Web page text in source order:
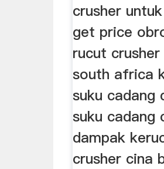
crusher
get price
rucut
south africa
suku cadang
suku cadang
dampak
crusher cina